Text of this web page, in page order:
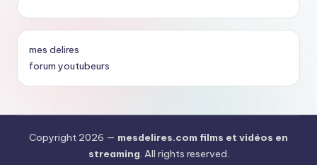
mes delires
forum youtubeurs
Copyright 2026 — mesdelires.com films et vidéos en
streaming. All rights reserved.